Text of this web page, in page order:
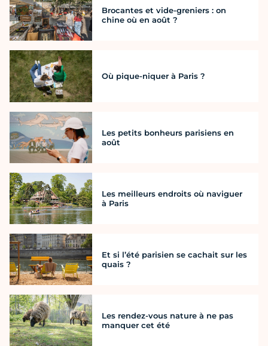
Brocantes et vide-greniers : on
chine où en août ?
Où pique-niquer à Paris ?
Les petits bonheurs parisiens en
août
Les meilleurs endroits où naviguer
à Paris
Et si l’été parisien se cachait sur les
quais ?
Les rendez-vous nature à ne pas
manquer cet été